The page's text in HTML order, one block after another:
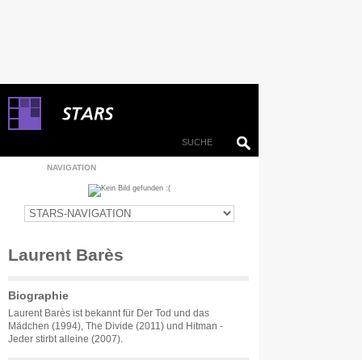
NAVIGATION
Laurent Barès
Biographie
Laurent Barès ist bekannt für Der Tod und das
Mädchen (1994), The Divide (2011) und Hitman -
Jeder stirbt alleine (2007).